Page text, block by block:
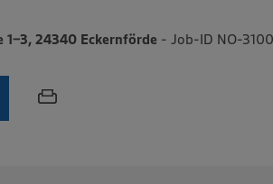
1-3, 24340 Eckernförde - Job-ID NO-